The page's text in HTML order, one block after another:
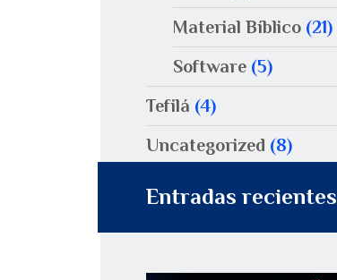
Material Bíblico (21)
Software (5)
Tefilá (4)
Uncategorized (8)
Entradas recientes